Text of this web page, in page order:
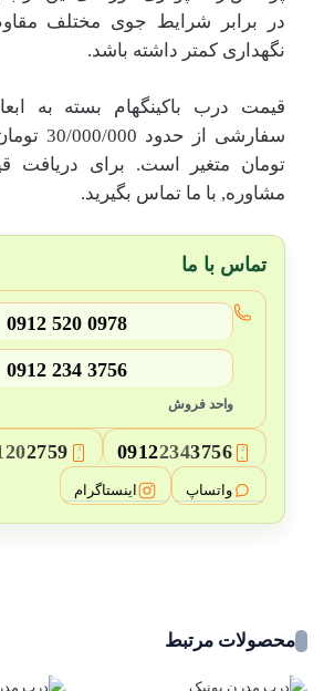
در برابر شرایط جوی مختلف
نگهداری کمتر داشته باشد.
قیمت درب باکینگهام بسته به
سفارشی از حدود 30/000/000
تومان متغیر است. برای دریافت
مشاوره, با ما تماس بگیرید.
تماس با ما
0912 520 0978
0912 234 3756
واحد فروش
2
09122343756
3
2759
واتساپ اینستاگرام
محصولات مرتبط